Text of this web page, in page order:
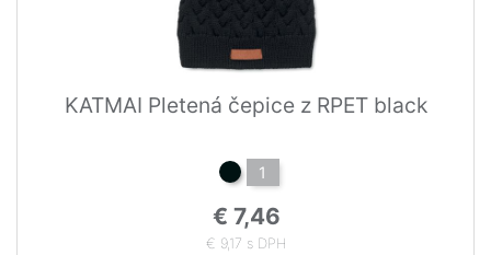
KATMAI Pletená čepice z RPET black
1
€ 7,46
€ 9,17 s DPH